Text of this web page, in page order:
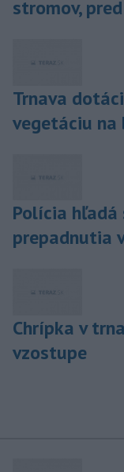
stromov,
Trnava
vegetáciu na
Polícia hľadá
prepadnutia
Chrípka v
vzostupe